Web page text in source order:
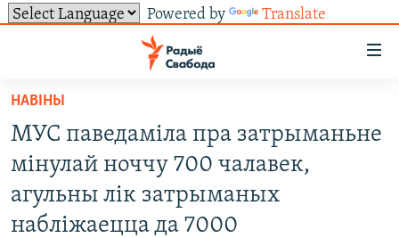
Powered by Translate
ўнівэрсальнага
доступу
Перайсьці
да
галоўнага
зьместу
Перайсьці
ЛЮДЗІ
ТОЛЬКІ НА СВАБОДЗЕ
БЛОГІ
СУВЯЗЬ
АБЫСЬЦІ БЛЯКАВАНЬНЕ
ПАДПІСАЦЦА
НАВІНЫ
МУС паведаміла пра затрыманьне
мінулай ноччу 700 чалавек,
агульны лік затрыманых
набліжаецца да 7000